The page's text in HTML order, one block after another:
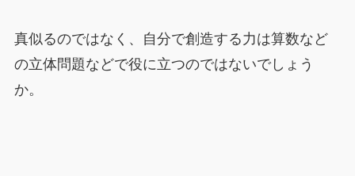
真似るのではなく、自分で創造する力は算数など
の立体問題などで役に立つのではないでしょう
か。